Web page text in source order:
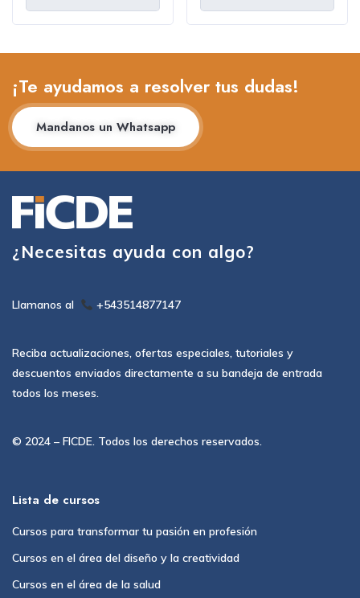
¡Te ayudamos a resolver tus dudas!
Mandanos un Whatsapp
¿Necesitas ayuda con algo?
Llamanos al +543514877147
Reciba actualizaciones, ofertas especiales, tutoriales y
descuentos enviados directamente a su bandeja de entrada
todos los meses.
© 2024 – FICDE. Todos los derechos reservados.
Lista de cursos
Cursos para transformar tu pasión en profesión
Cursos en el área del diseño y la creatividad
Cursos en el área de la salud